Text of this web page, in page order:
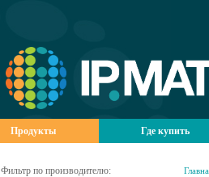
Продукты Где купить
Фильтр по производителю: